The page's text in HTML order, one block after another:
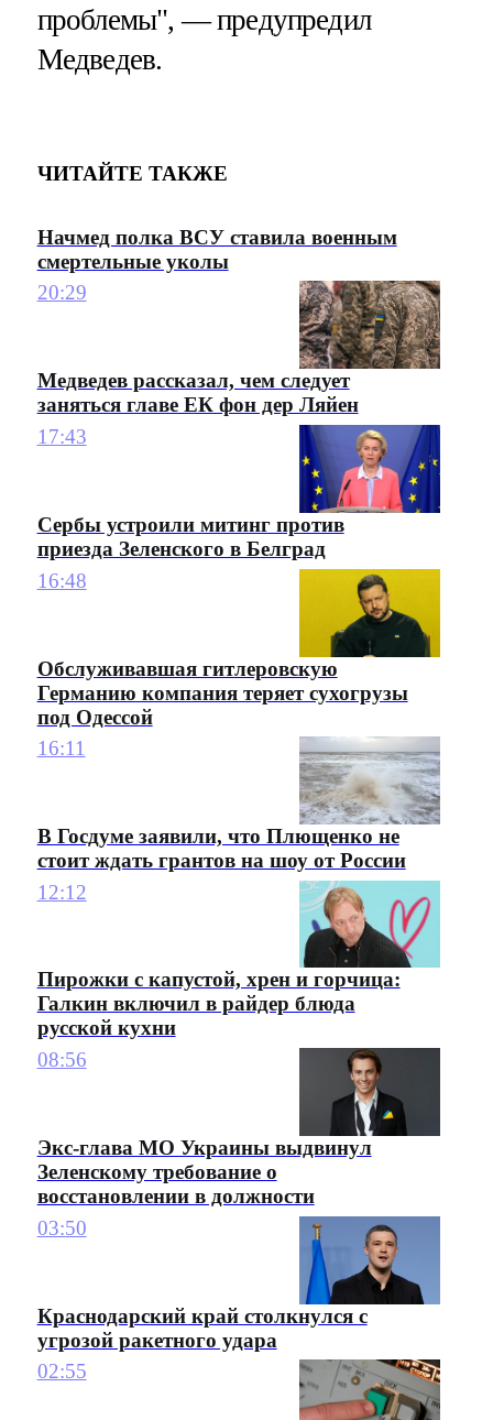
проблемы", — предупредил
Медведев.
ЧИТАЙТЕ ТАКЖЕ
Начмед полка ВСУ ставила военным
смертельные уколы
20:29
Медведев рассказал, чем следует
заняться главе ЕК фон дер Ляйен
17:43
Сербы устроили митинг против
приезда Зеленского в Белград
16:48
Обслуживавшая гитлеровскую
Германию компания теряет сухогрузы
под Одессой
16:11
В Госдуме заявили, что Плющенко не
стоит ждать грантов на шоу от России
12:12
Пирожки с капустой, хрен и горчица:
Галкин включил в райдер блюда
русской кухни
08:56
Экс-глава МО Украины выдвинул
Зеленскому требование о
восстановлении в должности
03:50
Краснодарский край столкнулся с
угрозой ракетного удара
02:55